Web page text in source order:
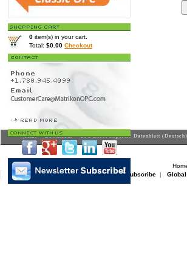
0 item(s) in your cart.
Total: $0.00 Checkout
Home>Downloads> OPC Excel Reporter Datenblatt (Deutsch)
Matrikon Subscribe |Matrikon Unsubscribe|